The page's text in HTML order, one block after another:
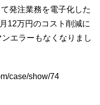
発注業務を電子化した
12万円のコスト削減に
エラーもなくなりまし
case/show/74